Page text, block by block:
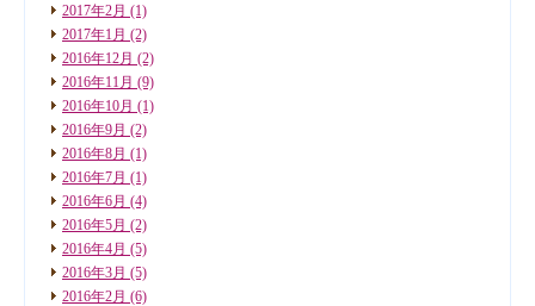
2017年2月 (1)
2017年1月 (2)
2016年12月 (2)
2016年11月 (9)
2016年10月 (1)
2016年9月 (2)
2016年8月 (1)
2016年7月 (1)
2016年6月 (4)
2016年5月 (2)
2016年4月 (5)
2016年3月 (5)
2016年2月 (6)